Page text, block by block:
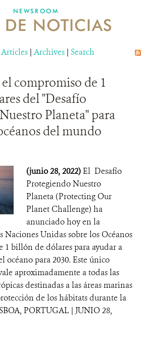
ATENCIÓN DE QUEJAS Y RECLAMOS
DONA
NEWSROOM
DE NOTICIAS
| Archives | Search
compromiso de 1
del "Desafío
Planeta" para
del mundo
(junio 28, 2022)El Desafío
Protegiendo Nuestro
Planeta (Protecting Our
Planet Challenge) ha
anunciado hoy en la
Naciones Unidas sobre los Océanos
1 billón de dólares para ayudar a
océano para 2030. Este único
aproximadamente a todas las
destinadas a las áreas marinas
de los hábitats durante la
PORTUGAL | JUNIO 28,